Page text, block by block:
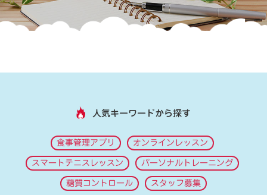
人気キーワードから探す
食事管理アプリ オンラインレッスン
スマートテニスレッスン パーソナルトレーニング
糖質コントロール スタッフ募集